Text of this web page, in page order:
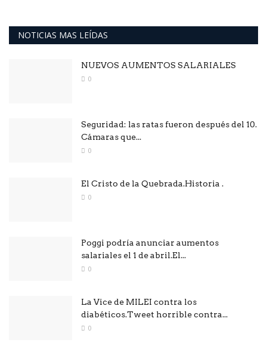
NOTICIAS MAS LEÍDAS
NUEVOS AUMENTOS SALARIALES
0
Seguridad: las ratas fueron después del 10.
Cámaras que...
0
El Cristo de la Quebrada.Historia .
0
Poggi podría anunciar aumentos
salariales el 1 de abril.El...
0
La Vice de MILEI contra los
diabéticos.Tweet horrible contra...
0